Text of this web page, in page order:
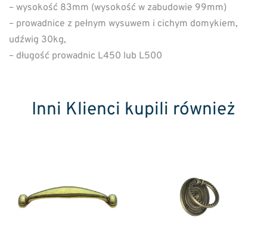
– wysokość 83mm (wysokość w zabudowie 99mm)
– prowadnice z pełnym wysuwem i cichym domykiem,
udźwig 30kg,
– długość prowadnic L450 lub L500
Inni Klienci kupili również